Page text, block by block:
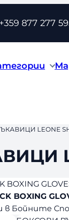
877 277
LEONE
BOXING
Бойните